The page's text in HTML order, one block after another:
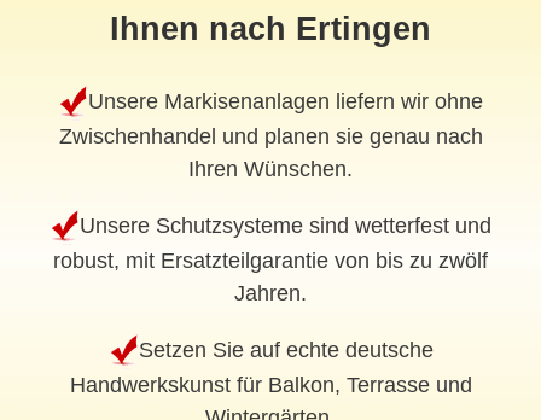
Ihnen nach Ertingen
Unsere Markisenanlagen liefern wir ohne
Zwischenhandel und planen sie genau nach
Ihren Wünschen.
Unsere Schutzsysteme sind wetterfest und
robust, mit Ersatzteilgarantie von bis zu zwölf
Jahren.
Setzen Sie auf echte deutsche
Handwerkskunst für Balkon, Terrasse und